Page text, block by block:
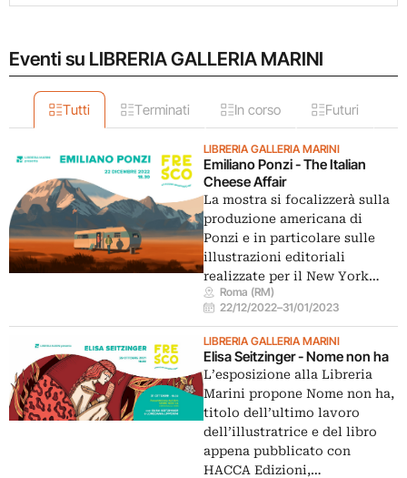
Eventi su LIBRERIA GALLERIA MARINI
Tutti Terminati In corso Futuri
LIBRERIA GALLERIA MARINI
Emiliano Ponzi - The Italian
Cheese Affair
La mostra si focalizzerà sulla
produzione americana di
Ponzi e in particolare sulle
illustrazioni editoriali
realizzate per il New York…
Roma (RM)
22/12/2022–31/01/2023
LIBRERIA GALLERIA MARINI
Elisa Seitzinger - Nome non ha
L’esposizione alla Libreria
Marini propone Nome non ha,
titolo dell’ultimo lavoro
dell’illustratrice e del libro
appena pubblicato con
HACCA Edizioni,…